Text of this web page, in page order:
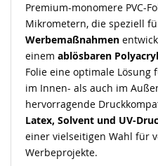
Premium-monomere PVC-
Mikrometern, die speziell
Werbemaßnahmen
einem ablösbaren
Folie eine optimale Lösung
im Innen- als auch im
hervorragende
Latex, Solvent und UV-
einer vielseitigen Wahl für
Werbeprojekte.